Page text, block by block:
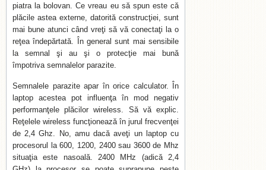
piatra la bolovan. Ce vreau eu să spun este că
plăcile astea externe, datorită construcţiei, sunt
mai bune atunci când vreţi să vă conectaţi la o
reţea îndepărtată. În general sunt mai sensibile
la semnal şi au şi o protecţie mai bună
împotriva semnalelor parazite.
Semnalele parazite apar în orice calculator. În
laptop acestea pot influenţa în mod negativ
performanţele plăcilor wireless. Să vă explic.
Reţelele wireless funcţionează în jurul frecvenţei
de 2,4 Ghz. No, amu dacă aveţi un laptop cu
procesorul la 600, 1200, 2400 sau 3600 de Mhz
situaţia este nasoală. 2400 MHz (adică 2,4